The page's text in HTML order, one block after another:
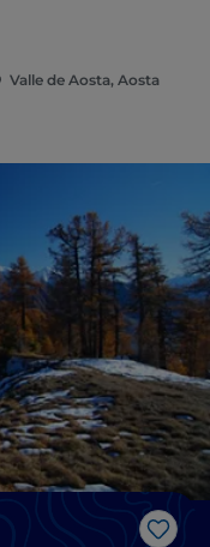
Valle de Aosta, Aosta
Me